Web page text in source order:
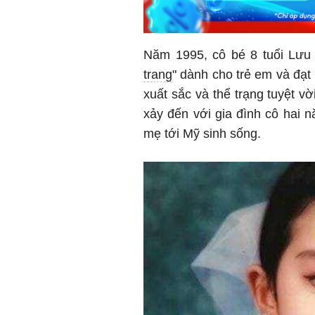
Năm 1995, cô bé 8 tuổi
trang" dành cho trẻ em và
xuất sắc và thể trạng tuyệt
xảy đến với gia đình cô hai
mẹ tới Mỹ sinh sống.